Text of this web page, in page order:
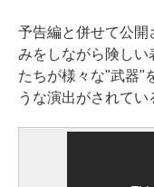
予告編と併せて公開
みをしながら険しい
たちが様々な"武器"
うな演出がされてい